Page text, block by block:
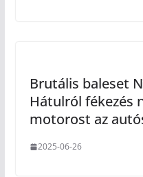
Brutális baleset
Hátulról fékezés
motorost az
2025-06-26